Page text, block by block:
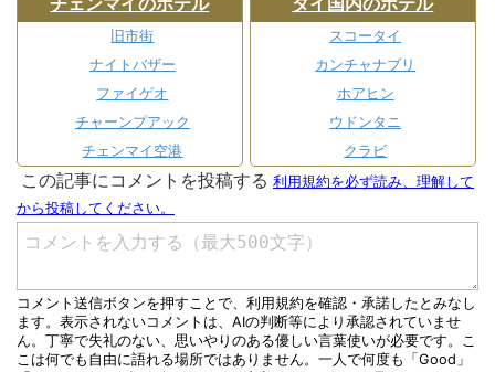
チェンマイのホテル
旧市街
ナイトバザー
ファイゲオ
チャーンプアック
チェンマイ空港
タイ国内のホテル
スコータイ
カンチャナブリ
ホアヒン
ウドンタニ
クラビ